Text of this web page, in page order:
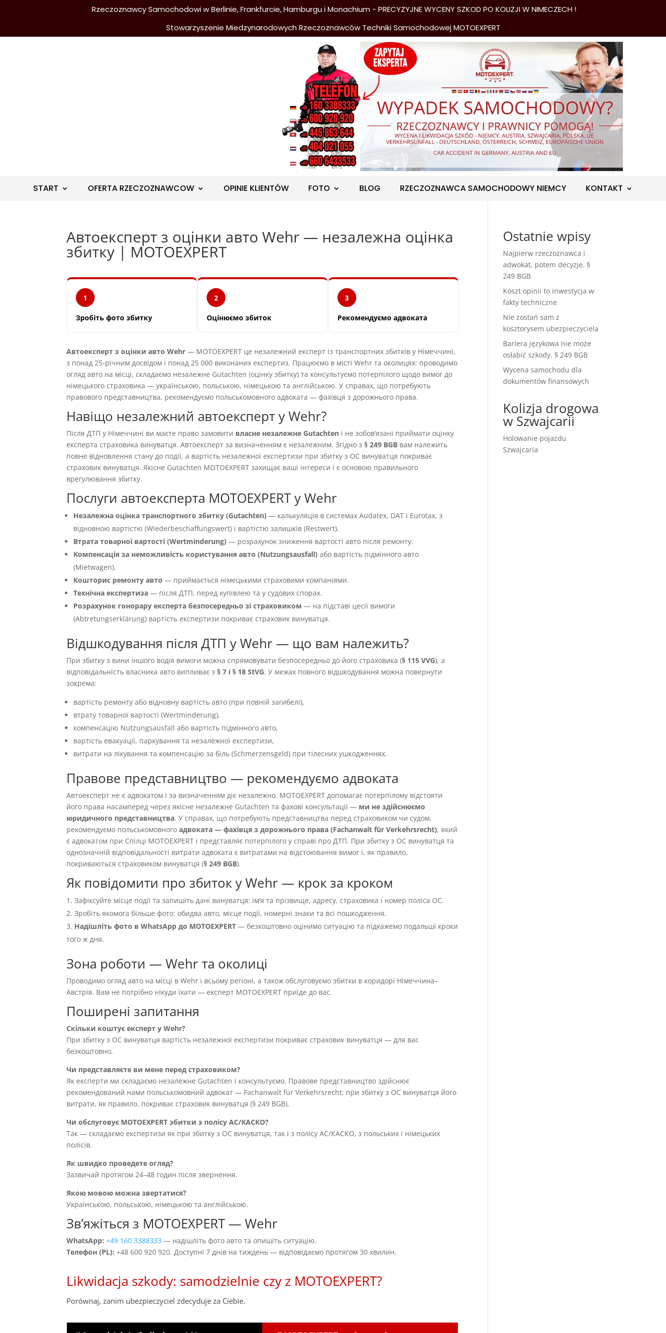
Rzeczoznawcy Samochodowi w Berlinie, Frankfurcie, Hamburgu i Monachium - PRECYZYJNE WYCENY SZKOD PO KOLIZJI W NIMECZECH !
Stowarzyszenie Miedzynarodowych Rzeczoznawców Techniki Samochodowej MOTOEXPERT
START OFERTA RZECZOZNAWCOW OPINIE KLIENTÓW FOTO BLOG RZECZOZNAWCA SAMOCHODOWY NIEMCY KONTAKT
Автоексперт з оцінки авто Wehr — незалежна оцінка
збитку | MOTOEXPERT
1
Зробіть фото збитку
2
Оцінюємо збиток
3
Рекомендуємо адвоката
Автоексперт з оцінки авто Wehr — MOTOEXPERT це незалежний експерт із транспортних збитків у Німеччині,
з понад 25-річним досвідом і понад 25 000 виконаних експертиз. Працюємо в місті Wehr та околицях: проводимо
огляд авто на місці, складаємо незалежне Gutachten (оцінку збитку) та консультуємо потерпілого щодо вимог до
німецького страховика — українською, польською, німецькою та англійською. У справах, що потребують
правового представництва, рекомендуємо польськомовного адвоката — фахівця з дорожнього права.
Навіщо незалежний автоексперт у Wehr?
Після ДТП у Німеччині ви маєте право замовити власне незалежне Gutachten і не зобовʼязані приймати оцінку
експерта страховика винуватця. Автоексперт за визначенням є незалежним. Згідно з§ 249 BGB вам належить
повне відновлення стану до події, а вартість незалежної експертизи при збитку з OC винуватця покриває
страховик винуватця. Якісне Gutachten MOTOEXPERT захищає ваші інтереси і є основою правильного
врегулювання збитку.
Послуги автоексперта MOTOEXPERT у Wehr
Незалежна оцінка транспортного збитку (Gutachten) — калькуляція в системах Audatex, DAT і Eurotax, з
відновною вартістю (Wiederbeschaffungswert) і вартістю залишків (Restwert).
Втрата товарної вартості (Wertminderung) — розрахунок зниження вартості авто після ремонту.
Компенсація за неможливість користування авто (Nutzungsausfall) або вартість підмінного авто
(Mietwagen).
Кошторис ремонту авто — приймається німецькими страховими компаніями.
Технічна експертиза — після ДТП, перед купівлею та у судових спорах.
Розрахунок гонорару експерта безпосередньо зі страховиком — на підставі цесії вимоги
(Abtretungserklärung) вартість експертизи покриває страховик винуватця.
Відшкодування після ДТП у Wehr — що вам належить?
При збитку з вини іншого водія вимоги можна спрямовувати безпосередньо до його страховика (§ 115 VVG), а
відповідальність власника авто випливає з§ 7 і § 18 StVG. У межах повного відшкодування можна повернути
зокрема:
вартість ремонту або відновну вартість авто (при повній загибелі),
втрату товарної вартості (Wertminderung),
компенсацію Nutzungsausfall або вартість підмінного авто,
вартість евакуації, паркування та незалежної експертизи,
витрати на лікування та компенсацію за біль (Schmerzensgeld) при тілесних ушкодженнях.
Правове представництво — рекомендуємо адвоката
Автоексперт не є адвокатом і за визначенням діє незалежно. MOTOEXPERT допомагає потерпілому відстояти
його права насамперед через якісне незалежне Gutachten та фахові консультації — ми не здійснюємо
юридичного представництва. У справах, що потребують представництва перед страховиком чи судом,
рекомендуємо польськомовногоадвоката — фахівця з дорожнього права (Fachanwalt für Verkehrsrecht), який
є адвокатом при Спілці MOTOEXPERT і представляє потерпілого у справі про ДТП. При збитку з OC винуватця та
однозначній відповідальності витрати адвоката є витратами на відстоювання вимог і, як правило,
покриваються страховиком винуватця (§ 249 BGB).
Як повідомити про збиток у Wehr — крок за кроком
Зафіксуйте місце події та запишіть дані винуватця: імʼя та прізвище, адресу, страховика і номер поліса OC.
Зробіть якомога більше фото: обидва авто, місце події, номерні знаки та всі пошкодження.
Надішліть фото в WhatsApp до MOTOEXPERT — безкоштовно оцінимо ситуацію та підкажемо подальші кроки
того ж дня.
Зона роботи — Wehr та околиці
Проводимо огляд авто на місці в Wehr і всьому регіоні, а також обслуговуємо збитки в коридорі Німеччина–
Австрія. Вам не потрібно нікуди їхати — експерт MOTOEXPERT приїде до вас.
Поширені запитання
Скільки коштує експерт у Wehr?
При збитку з OC винуватця вартість незалежної експертизи покриває страховик винуватця — для вас
безкоштовно.
Чи представляєте ви мене перед страховиком?
Як експерти ми складаємо незалежне Gutachten і консультуємо. Правове представництво здійснює
рекомендований нами польськомовний адвокат — Fachanwalt für Verkehrsrecht; при збитку з OC винуватця його
витрати, як правило, покриває страховик винуватця (§ 249 BGB).
Чи обслуговує MOTOEXPERT збитки з полісу AC/КАСКО?
Так — складаємо експертизи як при збитку з OC винуватця, так і з полісу AC/КАСКО, з польських і німецьких
полісів.
Як швидко проведете огляд?
Зазвичай протягом 24–48 годин після звернення.
Якою мовою можна звертатися?
Українською, польською, німецькою та англійською.
Звʼяжіться з MOTOEXPERT — Wehr
WhatsApp: +49 160 3388333 — надішліть фото авто та опишіть ситуацію.
Телефон (PL): +48 600 920 920. Доступні 7 днів на тиждень — відповідаємо протягом 30 хвилин.
Likwidacja szkody: samodzielnie czy z MOTOEXPERT?
Porównaj, zanim ubezpieczyciel zdecyduje za Ciebie.
Ostatnie wpisy
Najpierw rzeczoznawca i
adwokat, potem decyzje. §
249 BGB
Koszt opinii to inwestycja w
fakty techniczne
Nie zostań sam z
kosztorysem ubezpieczyciela
Bariera językowa nie może
osłabić szkody. § 249 BGB
Wycena samochodu dla
dokumentów finansowych
Kolizja drogowa
w Szwajcarii
Holowanie pojazdu
Szwajcaria